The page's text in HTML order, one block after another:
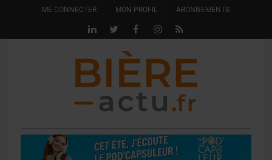
ME CONNECTER MON PROFIL ABONNEMENTS